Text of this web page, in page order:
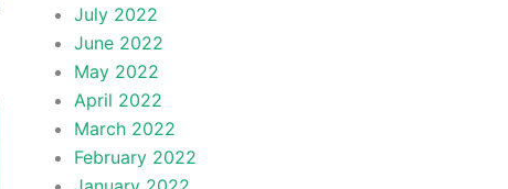
July 2022
June 2022
May 2022
April 2022
March 2022
February 2022